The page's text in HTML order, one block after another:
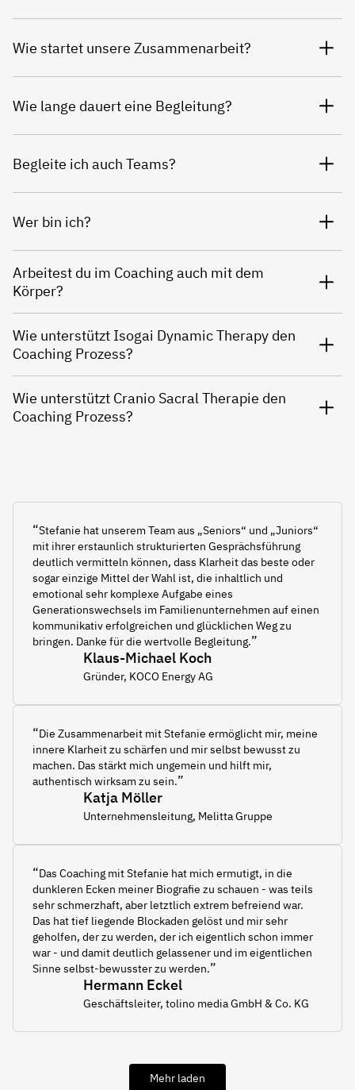
Wie startet unsere Zusammenarbeit?
Wie lange dauert eine Begleitung?
Begleite ich auch Teams?
Wer bin ich?
Arbeitest du im Coaching auch mit dem
Körper?
Wie unterstützt Isogai Dynamic Therapy den
Coaching Prozess?
Wie unterstützt Cranio Sacral Therapie den
Coaching Prozess?
Klaus-Michael Koch
Gründer, KOCO Energy AG
“Stefanie hat unserem Team aus „Seniors“ und „Juniors“
mit ihrer erstaunlich strukturierten Gesprächsführung
deutlich vermitteln können, dass Klarheit das beste oder
sogar einzige Mittel der Wahl ist, die inhaltlich und
emotional sehr komplexe Aufgabe eines
Generationswechsels im Familienunternehmen auf einen
kommunikativ erfolgreichen und glücklichen Weg zu
bringen. Danke für die wertvolle Begleitung.”
Katja Möller
Unternehmensleitung, Melitta Gruppe
“Die Zusammenarbeit mit Stefanie ermöglicht mir, meine
innere Klarheit zu schärfen und mir selbst bewusst zu
machen. Das stärkt mich ungemein und hilft mir,
authentisch wirksam zu sein.”
Hermann Eckel
Geschäftsleiter, tolino media GmbH & Co. KG
“Das Coaching mit ​Stefanie hat mich ermutigt, in die
dunkleren Ecken meiner Biografie zu schauen - was teils
sehr schmerzhaft, aber letztlich extrem befreiend war.
Das hat tief liegende Blockaden gelöst und mir sehr
geholfen, der zu werden, der ich eigentlich schon immer
war - und damit deutlich gelassener und im eigentlichen
Sinne selbst-bewusster zu werden.”
Mehr laden